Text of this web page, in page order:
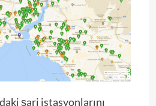
şarj istasyonlarını